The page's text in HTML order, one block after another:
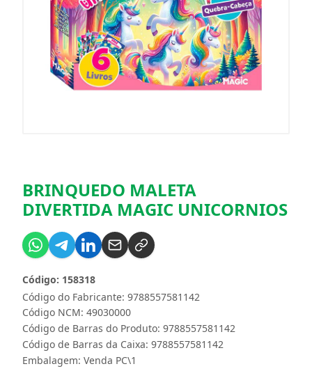
BRINQUEDO MALETA
DIVERTIDA MAGIC UNICORNIOS
Código do Fabricante: 9788557581142
Código: 158318
Código NCM: 49030000
Código de Barras do Produto: 9788557581142
Código de Barras da Caixa: 9788557581142
Embalagem: Venda PC\1